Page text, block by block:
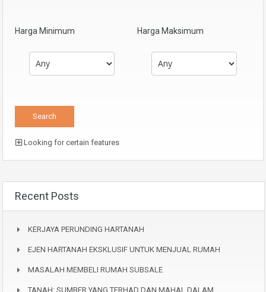
Harga Minimum Harga Maksimum
Looking for certain features
Recent Posts
KERJAYA PERUNDING HARTANAH
EJEN HARTANAH EKSKLUSIF UNTUK MENJUAL RUMAH
MASALAH MEMBELI RUMAH SUBSALE
TANAH: SUMBER YANG TERHAD DAN MAHAL DALAM